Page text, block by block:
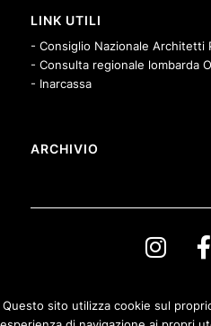
LINK UTILI
- Consiglio Nazionale Architetti
- Consulta regionale lombarda
- Inarcassa
ARCHIVIO
Questo sito utilizza cookie sul